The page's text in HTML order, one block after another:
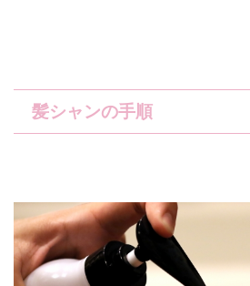
髪シャンの手順